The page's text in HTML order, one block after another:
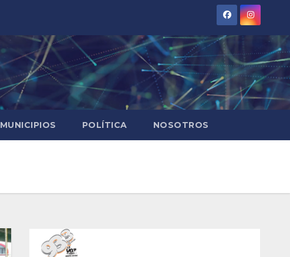
MUNICIPIOS POLÍTICA NOSOTROS